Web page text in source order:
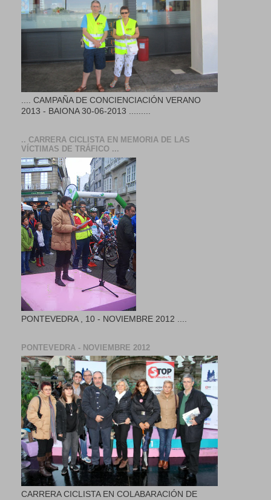
.... CAMPAÑA DE CONCIENCIACIÓN VERANO
2013 - BAIONA 30-06-2013 .........
.. CARRERA CICLISTA EN MEMORIA DE LAS
VÍCTIMAS DE TRÁFICO ...
PONTEVEDRA , 10 - NOVIEMBRE 2012 ....
PONTEVEDRA - NOVIEMBRE 2012
CARRERA CICLISTA EN COLABARACIÓN DE